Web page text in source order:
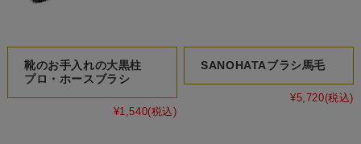
靴のお手入れの大黒柱
プロ・ホースブラシ
¥1,540(税込)
SANOHATAブラシ馬毛
¥5,720(税込)